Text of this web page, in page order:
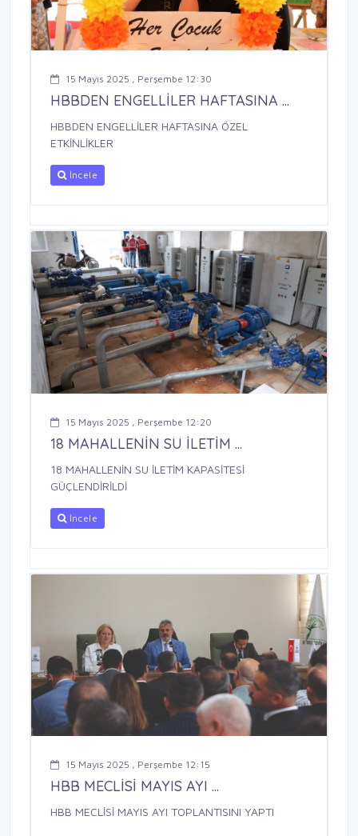
15 Mayıs 2025 , Perşembe 12:30
HBBDEN ENGELLİLER HAFTASINA ...
HBBDEN ENGELLİLER HAFTASINA ÖZEL
ETKİNLİKLER
İncele
15 Mayıs 2025 , Perşembe 12:20
18 MAHALLENİN SU İLETİM ...
18 MAHALLENİN SU İLETİM KAPASİTESİ
GÜÇLENDİRİLDİ
İncele
15 Mayıs 2025 , Perşembe 12:15
HBB MECLİSİ MAYIS AYI ...
HBB MECLİSİ MAYIS AYI TOPLANTISINI YAPTI